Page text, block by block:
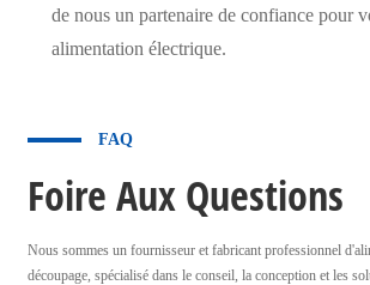
de nous un partenaire de confiance pour
alimentation électrique.
FAQ
Foire Aux Questions
Nous sommes un fournisseur et fabricant professionnel
découpage, spécialisé dans le conseil, la conception et les